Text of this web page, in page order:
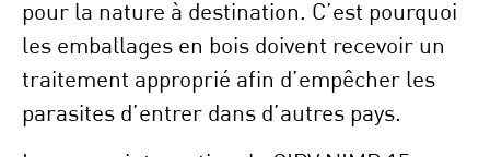
pour la nature à destination. C’est pourquoi
les emballages en bois doivent recevoir un
traitement approprié afin d’empêcher les
parasites d’entrer dans d’autres pays.